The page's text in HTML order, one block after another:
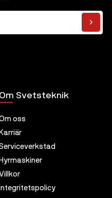
Om Svetsteknik
oss
Karriär
Hyrmaskiner
Villkor
Integritetspolicy